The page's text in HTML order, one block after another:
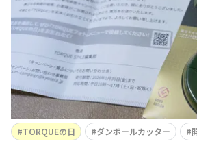
予備まで持ってる🤣これは刃が取り
ね…
TORQUEの日 ダンボールカッター